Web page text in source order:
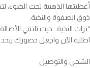
أغطيتها الذهبية تحت
ذوق الصفوة والنخبة.
“تراث النخبة.. حيث تلتقي
اطلبه الآن واجعل حضورك
الشحن والتوصيل